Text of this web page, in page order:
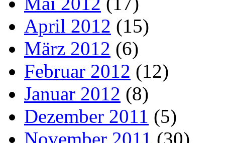
April 2012 (15)
März 2012 (6)
Februar 2012 (12)
Januar 2012 (8)
Dezember 2011 (5)
November 2011 (30)